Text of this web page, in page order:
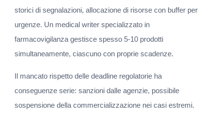
storici di segnalazioni, allocazione di risorse con buffer per
urgenze. Un medical writer specializzato in
farmacovigilanza gestisce spesso 5-10 prodotti
simultaneamente, ciascuno con proprie scadenze.
Il mancato rispetto delle deadline regolatorie ha
conseguenze serie: sanzioni dalle agenzie, possibile
sospensione della commercializzazione nei casi estremi.